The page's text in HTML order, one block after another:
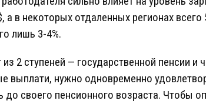
в некоторых отдаленных регионах всего
лишь 3-4%.
2 ступеней — государственной пенсии и
выплати, нужно одновременно
своего пенсионного возраста. Чтобы